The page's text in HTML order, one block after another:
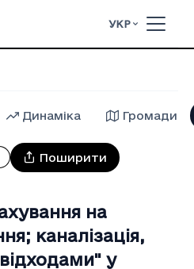
УКР
Динаміка Громади
Поширити
на
каналiзацiя,
у